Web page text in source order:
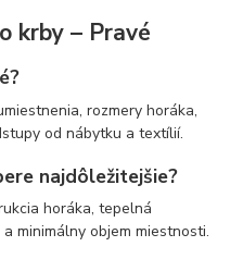
krby – Pravé
rozmery horáka,
od nábytku a textílií.
najdôležitejšie?
horáka, tepelná
minimálny objem miestnosti.